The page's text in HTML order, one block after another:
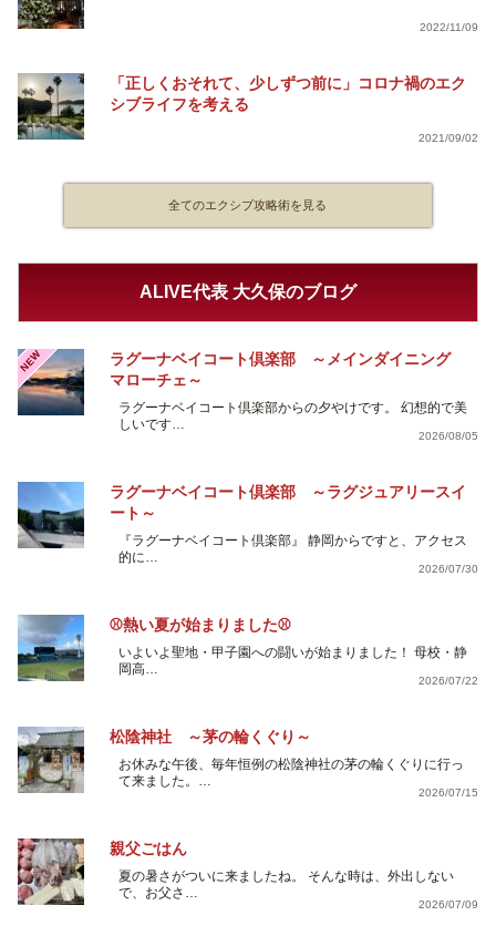
2022/11/09
「正しくおそれて、少しずつ前に」コロナ禍のエク
シブライフを考える
2021/09/02
全てのエクシブ攻略術を見る
ALIVE代表 大久保のブログ
NEW
ラグーナベイコート倶楽部 ～メインダイニング
マローチェ～
ラグーナベイコート倶楽部からの夕やけです。 幻想的で美
しいです…
2026/08/05
ラグーナベイコート倶楽部 ～ラグジュアリースイ
ート～
『ラグーナベイコート倶楽部』 静岡からですと、アクセス
的に…
2026/07/30
⚾熱い夏が始まりました⚾
いよいよ聖地・甲子園への闘いが始まりました！ 母校・静
岡高…
2026/07/22
松陰神社 ～茅の輪くぐり～
お休みな午後、毎年恒例の松陰神社の茅の輪くぐりに行っ
て来ました。…
2026/07/15
親父ごはん
夏の暑さがついに来ましたね。 そんな時は、外出しない
で、お父さ…
2026/07/09